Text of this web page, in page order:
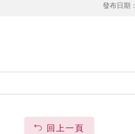
發布日期：
回上一頁